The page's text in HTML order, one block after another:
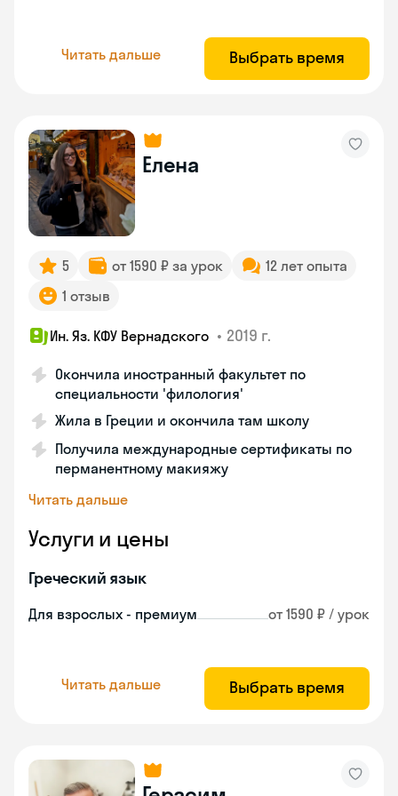
Читать дальше Выбрать время
Елена
5 от 1590 ₽ за урок
12 лет опыта
1 отзыв
Ин. Яз. КФУ Вернадского • 2019 г.
Окончила иностранный факультет по
специальности 'филология'
Жила в Греции и окончила там школу
Получила международные сертификаты по
перманентному макияжу
Читать дальше
Услуги и цены
Греческий язык
Для взрослых - премиум от 1590 ₽ / урок
Читать дальше Выбрать время